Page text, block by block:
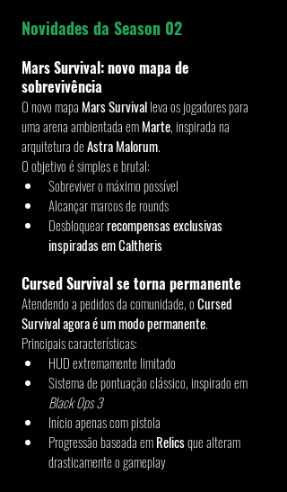
Novidades da Season 02
Mars Survival: novo mapa de
sobrevivência
O novo mapa Mars Survival leva os jogadores para
uma arena ambientada em Marte, inspirada na
arquitetura de Astra Malorum.
O objetivo é simples e brutal:
Sobreviver o máximo possível
Alcançar marcos de rounds
Desbloquear recompensas exclusivas
inspiradas em Caltheris
Cursed Survival se torna permanente
Atendendo a pedidos da comunidade, o Cursed
Survival agora é um modo permanente.
Principais características:
HUD extremamente limitado
Sistema de pontuação clássico, inspirado em
Black Ops 3
Início apenas com pistola
Progressão baseada em Relics que alteram
drasticamente o gameplay